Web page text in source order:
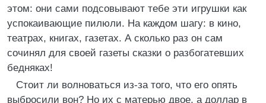
этом: они сами подсовывают тебе эти игрушки как
успокаивающие пилюли. На каждом шагу: в кино,
театрах, книгах, газетах. А сколько раз он сам
сочинял для своей газеты сказки о разбогатевших
бедняках!
Стоит ли волноваться из-за того, что его опять
выбросили вон? Но их с матерью двое, а доллар в